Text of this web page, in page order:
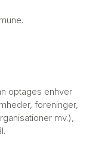
optages enhver
foreninger,
mv.),